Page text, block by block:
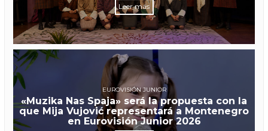
Leer más
EUROVISIÓN JUNIOR
«Muzika Nas Spaja» será la propuesta con la
que Mija Vujović representará a Montenegro
en Eurovisión Junior 2026